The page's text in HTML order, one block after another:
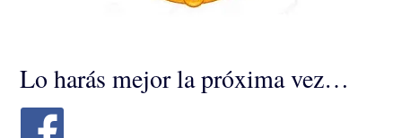
Lo harás mejor la próxima vez…